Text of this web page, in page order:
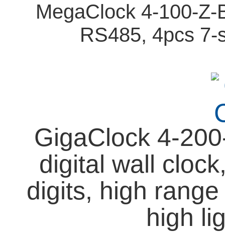
MegaClock 4-100-
RS485, 4pcs
GigaClock 4-
digital wall
digits, high
high